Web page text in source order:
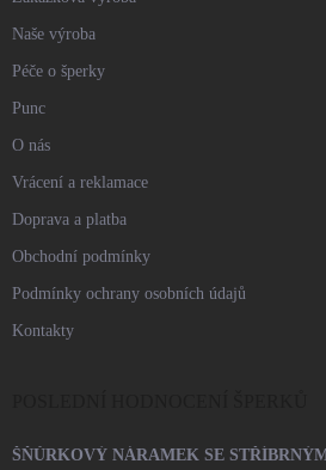
Naše výroba
Péče o šperky
Punc
O nás
Vrácení a reklamace
Doprava a platba
Obchodní podmínky
Podmínky ochrany osobních údajů
Kontakty